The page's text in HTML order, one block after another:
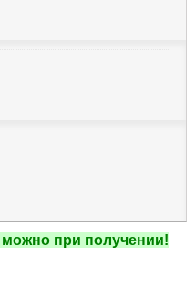
можно при получении!